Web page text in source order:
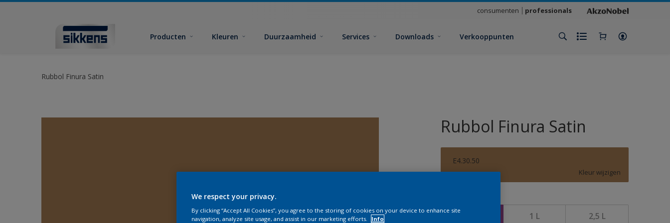
consumenten professionals
Producten Kleuren Duurzaamheid Services Downloads Verkooppunten
Rubbol Finura Satin
Rubbol Finura Satin
E4.30.50
Kleur wijzigen
500 ML 1 L 2,5 L
We respect your privacy.
By clicking “Accept All Cookies”, you agree to the storing of cookies on your device to enhance site
navigation, analyze site usage, and assist in our marketing efforts.
Info